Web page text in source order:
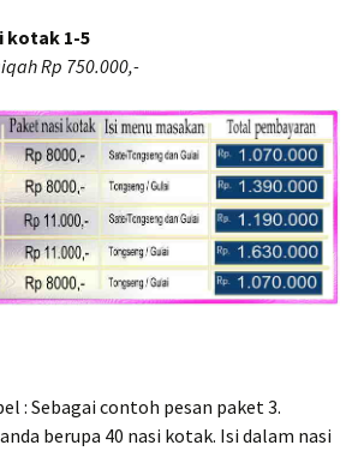
kotak 1-5
Rp 750.000,-
: Sebagai contoh pesan paket 3.
berupa 40 nasi kotak. Isi dalam nasi